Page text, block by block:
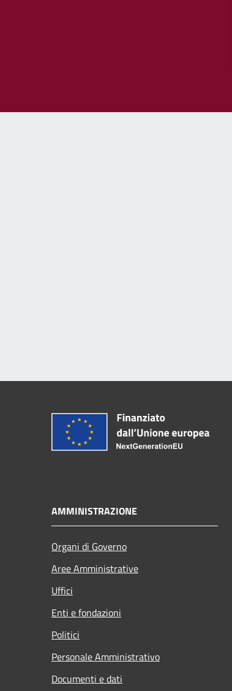
AMMINISTRAZIONE
Organi di Governo
Aree Amministrative
Uffici
Enti e fondazioni
Politici
Personale Amministrativo
Documenti e dati